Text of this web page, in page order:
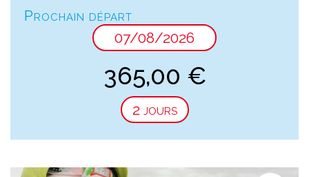
Prochain départ
07/08/2026
365,00 €
2 jours